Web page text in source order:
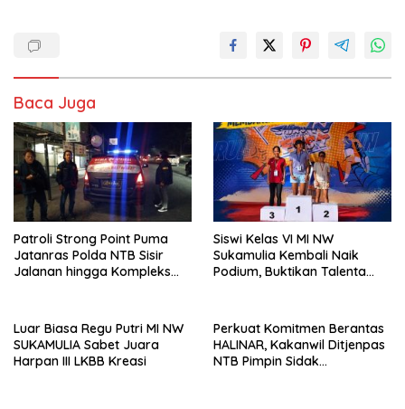
Baca Juga
Patroli Strong Point Puma
Jatanras Polda NTB Sisir
Jalanan hingga Kompleks
Siswi Kelas VI MI NW
Sukamulia Kembali Naik
Podium, Buktikan Talenta
Luar Biasa Regu Putri MI NW
SUKAMULIA Sabet Juara
Harpan III LKBB Kreasi
Perkuat Komitmen Berantas
HALINAR, Kakanwil Ditjenpas
NTB Pimpin Sidak